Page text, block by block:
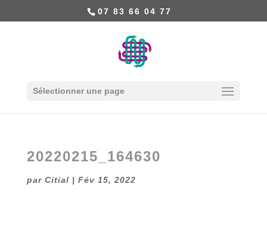
07 83 66 04 77
Sélectionner une page
20220215_164630
par Citial | Fév 15, 2022